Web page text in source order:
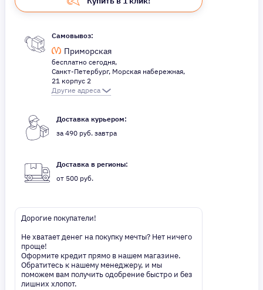
Самовывоз:
Приморская
бесплатно сегодня,
Санкт-Петербург, Морская набережная,
21 корпус 2
Другие адреса
Доставка курьером:
за 490 руб. завтра
Доставка в регионы:
от 500 руб.
Дорогие покупатели!
Не хватает денег на покупку мечты? Нет ничего
проще!
Оформите кредит прямо в нашем магазине.
Обратитесь к нашему менеджеру, и мы
поможем вам получить одобрение быстро и без
лишних хлопот.